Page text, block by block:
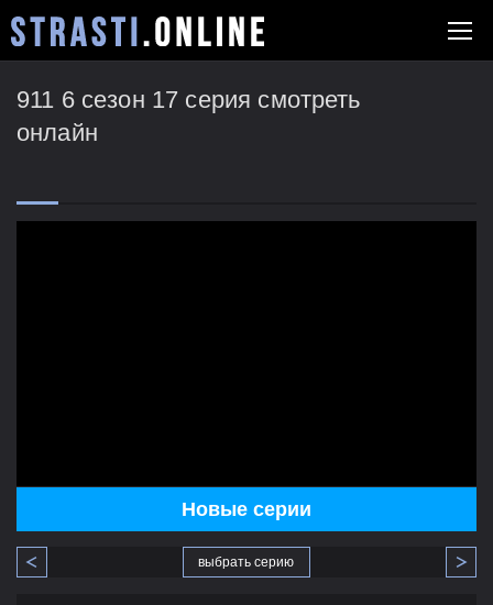
911 6 сезон 17 серия смотреть
онлайн
Новые серии
выбрать серию